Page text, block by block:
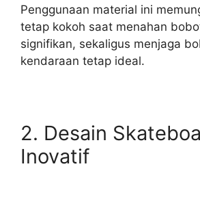
Penggunaan material ini
tetap kokoh saat menahan
signifikan, sekaligus menjaga
kendaraan tetap ideal.
2. Desain
Inovatif